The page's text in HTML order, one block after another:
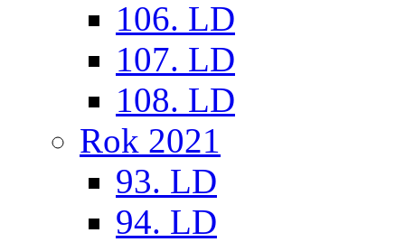
106. LD
107. LD
108. LD
Rok 2021
93. LD
94. LD